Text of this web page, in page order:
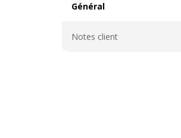
Général
Notes client